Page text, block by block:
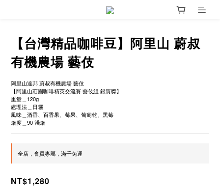
【台灣精品咖啡豆】阿里山 蔚叔
有機農場 藝伎
阿里山達邦 蔚叔有機農場 藝伎
【阿里山莊園咖啡精英交流賽 藝伎組 銀質獎】
重量＿120g
處理法＿日曬
風味＿酒香、百香果、莓果、葡萄乾、黑莓
焙度＿90 淺焙
全店，會員專屬，滿千免運
NT$1,280